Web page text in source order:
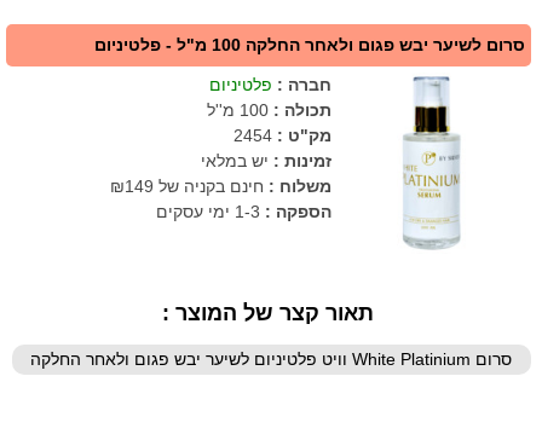
סרום לשיער יבש פגום ולאחר החלקה 100 מ"ל - פלטיניום
חברה : פלטיניום
תכולה : 100 מ''ל
מק"ט :
2454
זמינות : יש במלאי
משלוח : חינם בקניה של ₪149
הספקה : 1-3 ימי עסקים
תאור קצר של המוצר :
סרום White Platinium וויט פלטיניום לשיער יבש פגום ולאחר החלקה